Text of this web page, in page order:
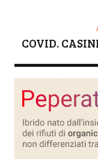
COVID.